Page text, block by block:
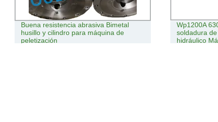
Buena resistencia abrasiva Bimetal
husillo y cilindro para máquina de
peletización
Wp1200A
soldadura
hidráulico